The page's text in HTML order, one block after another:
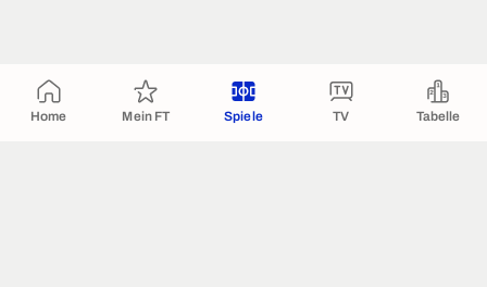
Home Mein FT Spiele TV Tabelle